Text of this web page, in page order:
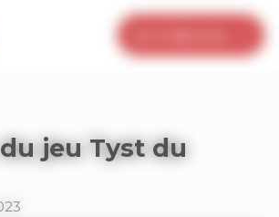
jeu Tyst du